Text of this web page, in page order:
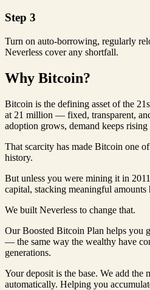
Step 3
Turn on auto-borrowing, regularly
Neverless cover any shortfall.
Why Bitcoin?
Bitcoin is the defining asset of the
at 21 million — fixed, transparent,
adoption grows, demand keeps
That scarcity has made Bitcoin one
history.
But unless you were mining it in
capital, stacking meaningful
We built Neverless to change that.
Our Boosted Bitcoin Plan helps you
— the same way the wealthy have
generations.
Your deposit is the base. We add
automatically. Helping you